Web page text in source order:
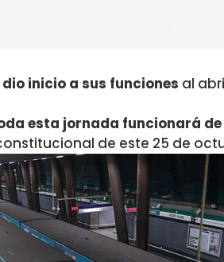
inicio a sus funciones al
esta jornada funcionará
de este 25 de